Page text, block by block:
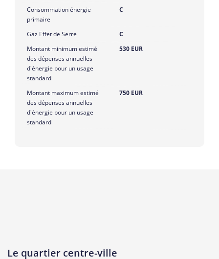
Consommation énergie
primaire
C
Gaz Effet de Serre
C
Montant minimum estimé
des dépenses annuelles
d'énergie pour un usage
standard
530 EUR
Montant maximum estimé
des dépenses annuelles
d'énergie pour un usage
standard
750 EUR
Le quartier centre-ville